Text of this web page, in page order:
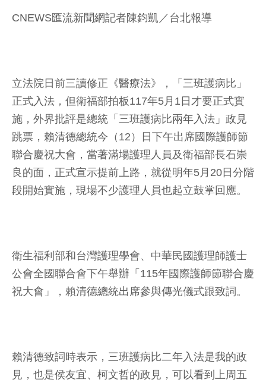
CNEWS匯流新聞網記者陳鈞凱／台北報導
立法院日前三讀修正《醫療法》，「三班護病比」
正式入法，但衛福部拍板117年5月1日才要正式實
施，外界批評是總統「三班護病比兩年入法」政見
跳票，賴清德總統今（12）日下午出席國際護師節
聯合慶祝大會，當著滿場護理人員及衛福部長石崇
良的面，正式宣示提前上路，就從明年5月20日分階
段開始實施，現場不少護理人員也起立鼓掌回應。
衛生福利部和台灣護理學會、中華民國護理師護士
公會全國聯合會下午舉辦「115年國際護師節聯合慶
祝大會」，賴清德總統出席參與傳光儀式跟致詞。
賴清德致詞時表示，三班護病比二年入法是我的政
見，也是侯友宜、柯文哲的政見，可以看到上周五